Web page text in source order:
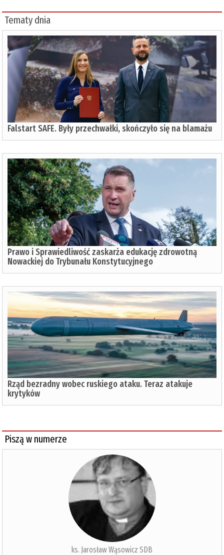
Tematy dnia
Falstart SAFE. Były przechwałki, skończyło się na blamażu
Prawo i Sprawiedliwość zaskarża edukację zdrowotną
Nowackiej do Trybunału Konstytucyjnego
Rząd bezradny wobec ruskiego ataku. Teraz atakuje
krytyków
Piszą w numerze
ks. Jarosław Wąsowicz SDB